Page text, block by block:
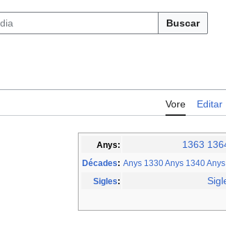
Buscar
Vore Editar
Anys: 1363
Décades: Anys 1330Anys 1340
Sigles: